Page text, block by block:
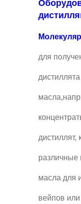
для
различные
масла для
вейпов или